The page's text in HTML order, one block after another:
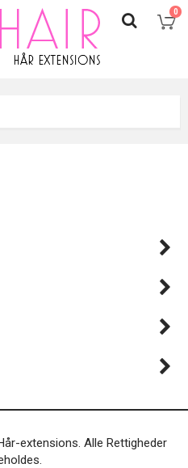
0
extensions. Alle Rettigheder